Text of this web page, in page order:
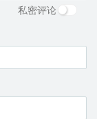
私密评论